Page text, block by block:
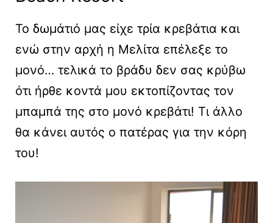
Το δωμάτιό μας είχε τρία κρεβάτια και
ενώ στην αρχή η Μελίτα επέλεξε το
μονό… τελικά το βράδυ δεν σας κρύβω
ότι ήρθε κοντά μου εκτοπίζοντας τον
μπαμπά της στο μονό κρεβάτι! Τι άλλο
θα κάνει αυτός ο πατέρας για την κόρη
του!